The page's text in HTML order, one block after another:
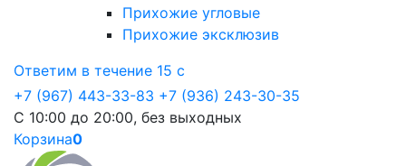
Прихожие угловые
Прихожие эксклюзив
Ответим в течение 15 с
+7 (967) 443-33-83 +7 (936) 243-30-35
С 10:00 до 20:00, без выходных
Корзина0